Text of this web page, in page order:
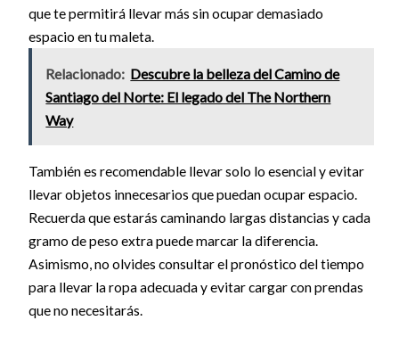
que te permitirá llevar más sin ocupar demasiado
espacio en tu maleta.
Relacionado: Descubre la belleza del Camino de
Santiago del Norte: El legado del The Northern
Way
También es recomendable llevar solo lo esencial y evitar
llevar objetos innecesarios que puedan ocupar espacio.
Recuerda que estarás caminando largas distancias y cada
gramo de peso extra puede marcar la diferencia.
Asimismo, no olvides consultar el pronóstico del tiempo
para llevar la ropa adecuada y evitar cargar con prendas
que no necesitarás.